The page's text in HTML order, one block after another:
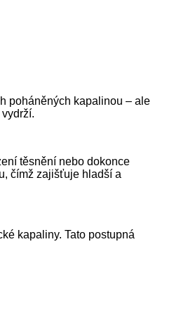
poháněných kapalinou – ale
těsnění nebo dokonce
čímž zajišťuje hladší a
kapaliny. Tato postupná